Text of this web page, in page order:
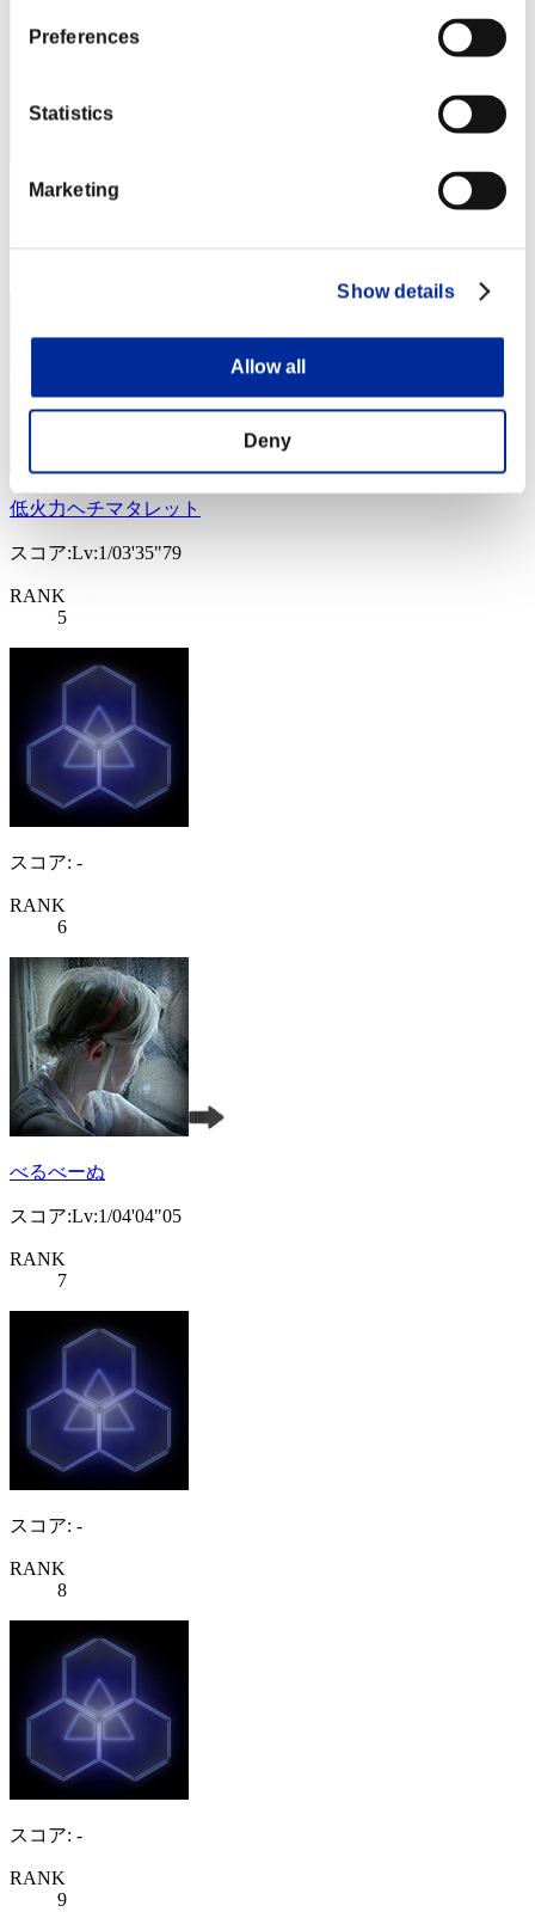
Preferences
Statistics
Marketing
Show details
Allow all
Deny
スコア: -
低火力ヘチマタレット
スコア:Lv:1/03'35"79
RANK
5
スコア: -
RANK
6
べるべーぬ
スコア:Lv:1/04'04"05
RANK
7
スコア: -
RANK
8
スコア: -
RANK
9